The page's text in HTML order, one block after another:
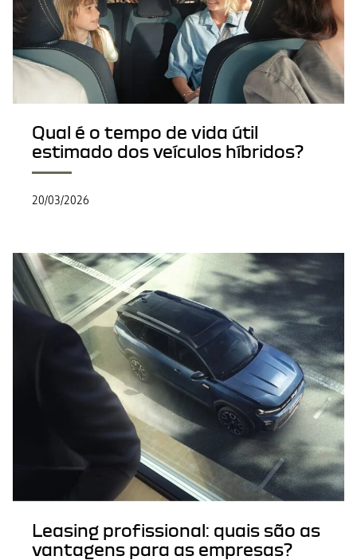
Qual é o tempo de vida útil
estimado dos veículos híbridos?
20/03/2026
Leasing profissional: quais são as
vantagens para as empresas?